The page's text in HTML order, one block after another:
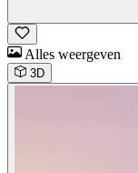
Alles weergeven
3D